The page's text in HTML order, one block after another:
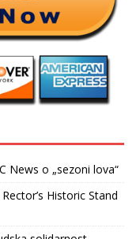
News o „sezoni lova“
Historic Stand